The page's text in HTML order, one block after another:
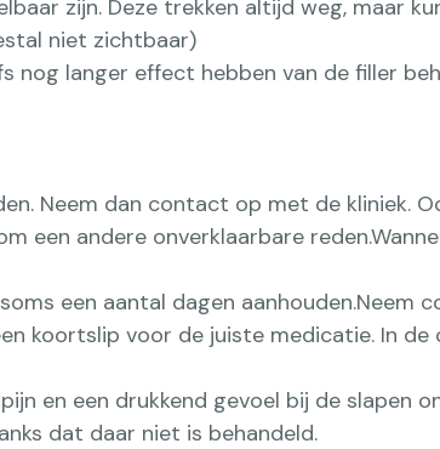
zijn. Deze trekken altijd weg, maar
niet zichtbaar)
nog langer effect hebben van de filler
Neem dan contact op met de kliniek.
een andere onverklaarbare
soms een aantal dagen
koortslip voor de juiste medicatie. In
en een drukkend gevoel bij de
dat daar niet is behandeld.